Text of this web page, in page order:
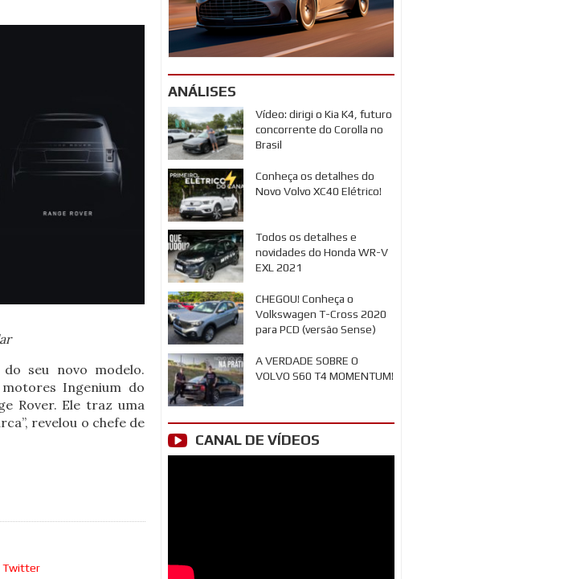
seu novo modelo.
Ingenium do
Rover. Ele traz uma
revelou o chefe de
Twitter
ANÁLISES
Vídeo: dirigi o Kia K4, futuro
concorrente do Corolla no
Brasil
Conheça os detalhes do
Novo Volvo XC40 Elétrico!
Todos os detalhes e
novidades do Honda WR-V
EXL 2021
CHEGOU! Conheça o
Volkswagen T-Cross 2020
para PCD (versão Sense)
A VERDADE SOBRE O
VOLVO S60 T4 MOMENTUM!
CANAL DE VÍDEOS